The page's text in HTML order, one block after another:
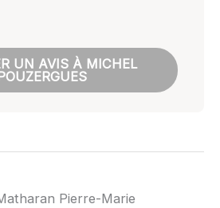
UN AVIS À MICHEL
Pierre-Marie